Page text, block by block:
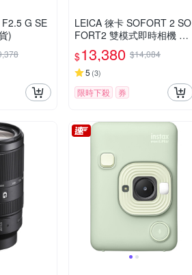
G SE
)
LEICA 徠卡 SOFORT 2 SO
FORT2 雙模式即時相機 公
司貨
$13,380 $14,084
5 (3)
限時下殺 券